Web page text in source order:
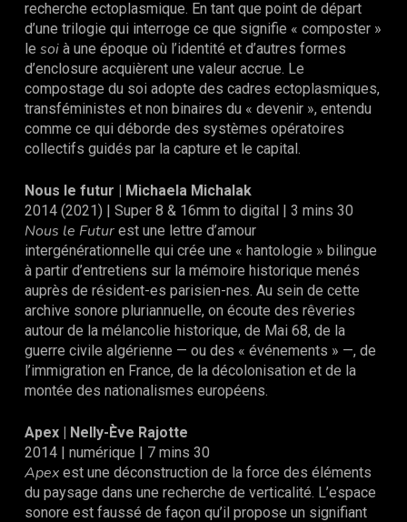
recherche ectoplasmique. En tant que point de départ
d’une trilogie qui interroge ce que signifie « composter »
lesoi à une époque où l’identité et d’autres formes
d’enclosure acquièrent une valeur accrue. Le
compostage du soi adopte des cadres ectoplasmiques,
transféministes et non binaires du « devenir », entendu
comme ce qui déborde des systèmes opératoires
collectifs guidés par la capture et le capital.
Nous le futur | Michaela Michalak
2014 (2021) | Super 8 & 16mm to digital | 3 mins 30
Nous le Futur est une lettre d’amour
intergénérationnelle qui crée une « hantologie » bilingue
à partir d’entretiens sur la mémoire historique menés
auprès de résident-es parisien-nes. Au sein de cette
archive sonore pluriannuelle, on écoute des rêveries
autour de la mélancolie historique, de Mai 68, de la
guerre civile algérienne — ou des « événements » —, de
l’immigration en France, de la décolonisation et de la
montée des nationalismes européens.
Apex | Nelly-Ève Rajotte
2014 | numérique | 7 mins 30
Apex est une déconstruction de la force des éléments
du paysage dans une recherche deverticalité. L’espace
sonore est faussé de façon qu’il propose un signifiant